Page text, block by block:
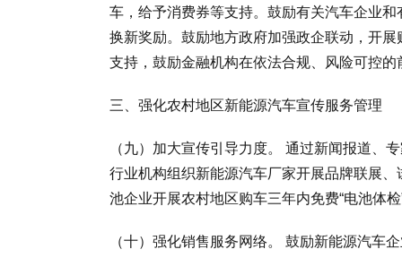
车，给予消费券等支持。鼓励有关汽车企业
换新奖励。鼓励地方政府加强政企联动，开
支持，鼓励金融机构在依法合规、风险可控
三、强化农村地区新能源汽车宣传服务管理
（九）加大宣传引导力度。 通过新闻报道、
行业机构组织新能源汽车厂家开展品牌联展
池企业开展农村地区购车三年内免费“电池体
（十）强化销售服务网络。 鼓励新能源汽车